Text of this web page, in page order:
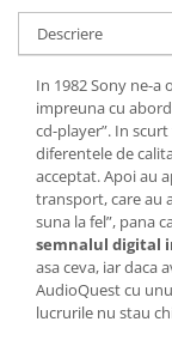
Descriere
In 1982 Sony ne-
impreuna cu
cd-player”. In
diferentele de
acceptat. Apoi au
transport, care au
suna la fel”, pana
semnalul digital
asa ceva, iar daca
AudioQuest cu
lucrurile nu stau